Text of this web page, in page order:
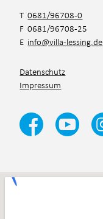
T0681/96708-0
F 0681/96708-25
E info@villa-lessing.de
Datenschutz
Impressum